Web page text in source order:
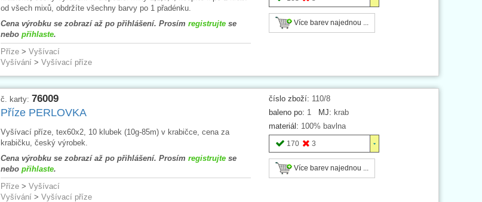
Více barev najednou ...
od všech mixů, obdržíte všechny barvy po 1 přadénku.
Cena výrobku se zobrazí až po přihlášení. Prosím registrujtese
nebo přihlaste.
Příze> Vyšívací
Vyšívání> Vyšívací příze
číslo zboží: 110/8
baleno po: 1 MJ: krab
materiál: 100% bavlna
170 3
Více barev najednou ...
č. karty: 76009
Příze PERLOVKA
Vyšívací příze, tex60x2, 10 klubek (10g-85m) v krabičce, cena za
krabičku, český výrobek.
Cena výrobku se zobrazí až po přihlášení. Prosím registrujtese
nebo přihlaste.
Příze> Vyšívací
Vyšívání> Vyšívací příze